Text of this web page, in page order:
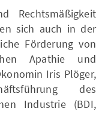
Rechtsmäßigkeit
sich auch in der
Förderung von
Apathie und
Iris Plöger,
des
Industrie (BDI,